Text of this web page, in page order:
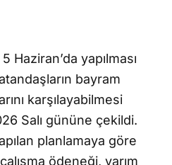
Haziran’da yapılması
bayram
karşılayabilmesi
Salı gününe çekildi.
planlamaya göre
ödeneği, yarım